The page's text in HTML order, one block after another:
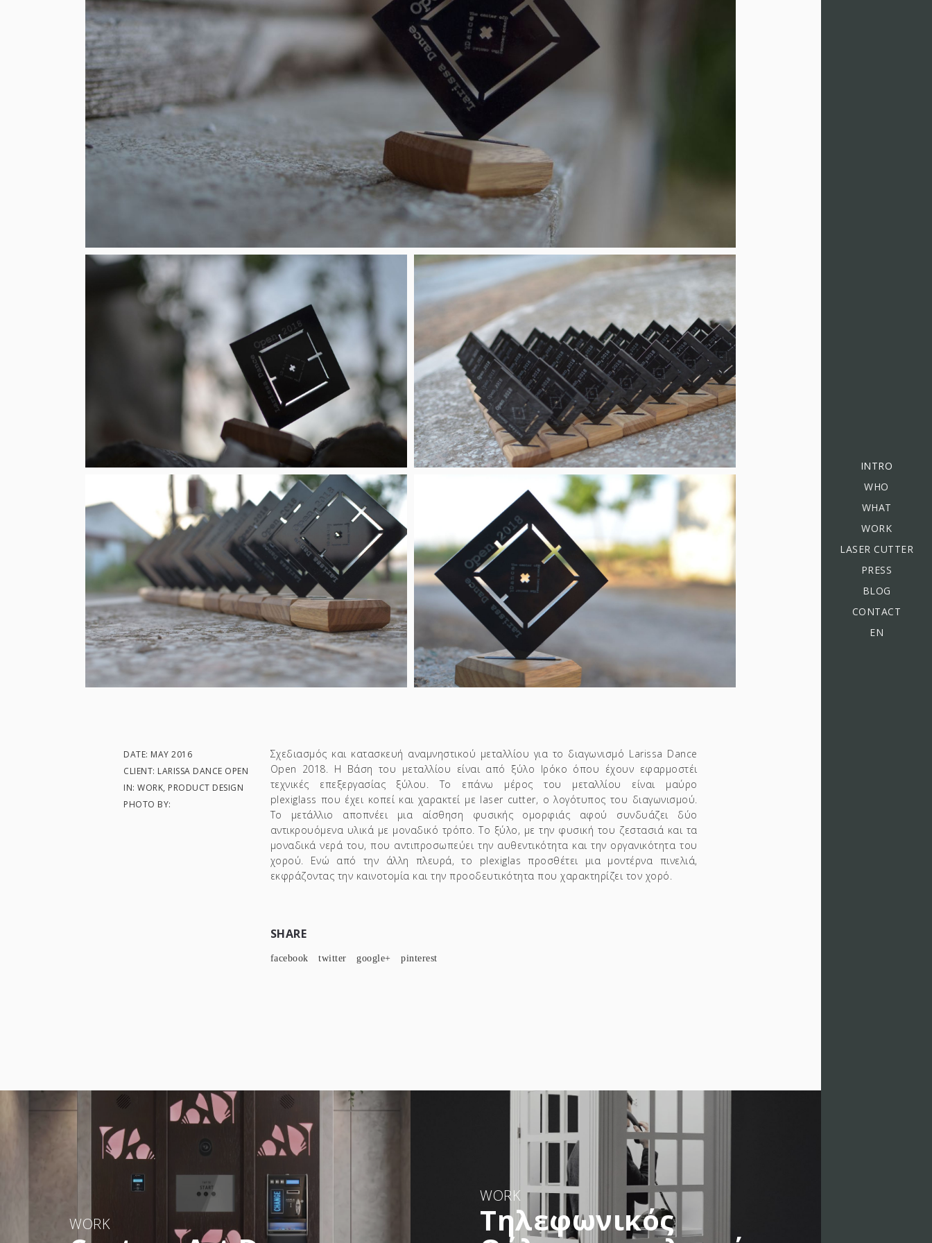
INTRO
WHO
WHAT
WORK
LASER CUTTER
PRESS
BLOG
CONTACT
EN
DATE: MAY 2016
CLIENT: LARISSA DANCE OPEN
IN: WORK, PRODUCT DESIGN
PHOTO BY:
Σχεδιασμός και κατασκευή αναμνηστικού μεταλλίου για το διαγωνισμό Larissa Dance
Open 2018. Η Βάση του μεταλλίου είναι από ξύλο Ιρόκο όπου έχουν εφαρμοστέι
τεχνικές επεξεργασίας ξύλου. Το επάνω μέρος του μεταλλίου είναι μαύρο
plexiglass που έχει κοπεί και χαρακτεί με laser cutter, ο λογότυπος του διαγωνισμού.
Το μετάλλιο αποπνέει μια αίσθηση φυσικής ομορφιάς αφού συνδυάζει δύο
αντικρουόμενα υλικά με μοναδικό τρόπο. Το ξύλο, με την φυσική του ζεστασιά και τα
μοναδικά νερά του, που αντιπροσωπεύει την αυθεντικότητα και την οργανικότητα του
χορού. Ενώ από την άλλη πλευρά, το plexiglas προσθέτει μια μοντέρνα πινελιά,
εκφράζοντας την καινοτομία και την προοδευτικότητα που χαρακτηρίζει τον χορό.
SHARE
facebook twitter google+ pinterest
WORK
WORK
Τηλεφωνικός